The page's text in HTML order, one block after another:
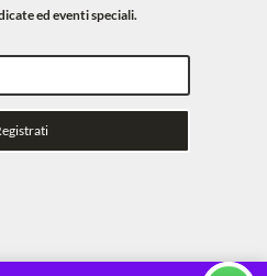
ed eventi speciali.